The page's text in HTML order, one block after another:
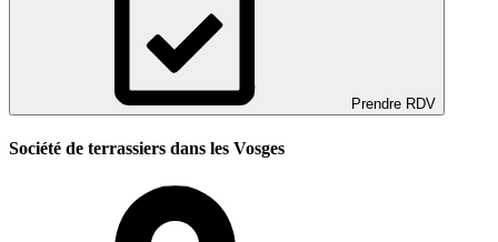
Prendre RDV
Société de terrassiers dans les Vosges